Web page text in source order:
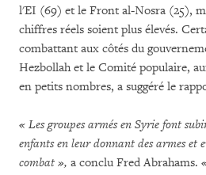
l'EI (69) et le Front al-Nosra (25),
chiffres réels soient plus élevés.
combattant aux côtés du
Hezbollah et le Comité populaire,
en petits nombres, a suggéré le
« Les groupes armés en Syrie font
enfants en leur donnant des armes et
combat », a conclu Fred Abrahams.